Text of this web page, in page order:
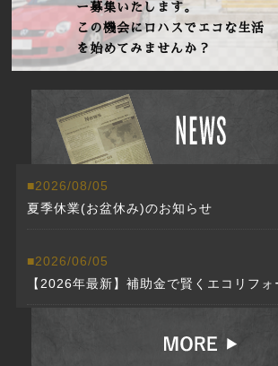
ー募集いたします。
この機会にロハスでエコな生活
を始めてみませんか？
2026/08/05
夏季休業(お盆休み)のお知らせ
2026/06/05
【2026年最新】補助金で賢くエコリフォ